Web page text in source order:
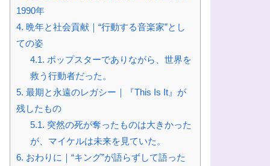
1990年
4. 晩年と社会貢献｜“行動する音楽家”とし
ての姿
4.1. ポップスターでありながら、世界を
救う行動者だった。
5. 最期と永遠のレガシー｜『This Is It』が
残したもの
5.1. 突然の死が奪ったものは大きかった
が、マイケルは未来を見ていた。
6. おわりに｜“キング”が語らずして語った